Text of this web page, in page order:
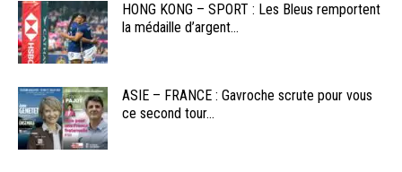
HONG KONG – SPORT : Les Bleus remportent
la médaille d’argent...
ASIE – FRANCE : Gavroche scrute pour vous
ce second tour...